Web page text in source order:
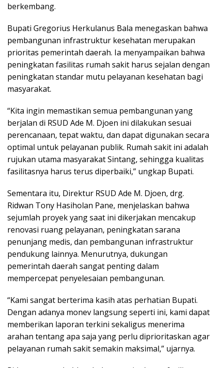
berkembang.
Bupati Gregorius Herkulanus Bala menegaskan bahwa
pembangunan infrastruktur kesehatan merupakan
prioritas pemerintah daerah. Ia menyampaikan bahwa
peningkatan fasilitas rumah sakit harus sejalan dengan
peningkatan standar mutu pelayanan kesehatan bagi
masyarakat.
“Kita ingin memastikan semua pembangunan yang
berjalan di RSUD Ade M. Djoen ini dilakukan sesuai
perencanaan, tepat waktu, dan dapat digunakan secara
optimal untuk pelayanan publik. Rumah sakit ini adalah
rujukan utama masyarakat Sintang, sehingga kualitas
fasilitasnya harus terus diperbaiki,” ungkap Bupati.
Sementara itu, Direktur RSUD Ade M. Djoen, drg.
Ridwan Tony Hasiholan Pane, menjelaskan bahwa
sejumlah proyek yang saat ini dikerjakan mencakup
renovasi ruang pelayanan, peningkatan sarana
penunjang medis, dan pembangunan infrastruktur
pendukung lainnya. Menurutnya, dukungan
pemerintah daerah sangat penting dalam
mempercepat penyelesaian pembangunan.
“Kami sangat berterima kasih atas perhatian Bupati.
Dengan adanya monev langsung seperti ini, kami dapat
memberikan laporan terkini sekaligus menerima
arahan tentang apa saja yang perlu diprioritaskan agar
pelayanan rumah sakit semakin maksimal,” ujarnya.